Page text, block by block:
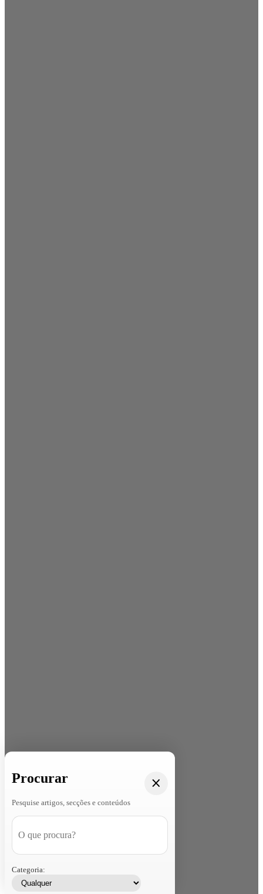
Procurar
Pesquise artigos, secções e conteúdos
Categoria: